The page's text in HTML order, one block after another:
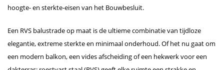
hoogte- en sterkte-eisen van het Bouwbesluit.
Een RVS balustrade op maat is de ultieme combinatie van tijdloze
elegantie, extreme sterkte en minimaal onderhoud. Of het nu gaat om
een modern balkon, een vides afscheiding of een hekwerk voor een